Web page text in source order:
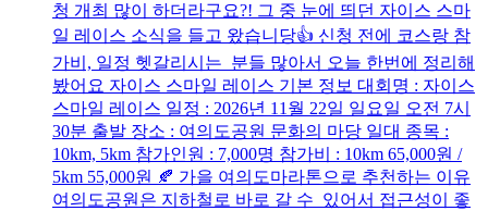
청 개최 많이 하더라구요?! 그 중 눈에 띄던 자이스 스마
일 레이스 소식을 들고 왔습니당👍 신청 전에 코스랑 참
가비, 일정 헷갈리시는 분들 많아서 오늘 한번에 정리해
봤어요 자이스 스마일 레이스 기본 정보 대회명 : 자이스
스마일 레이스 일정 : 2026년 11월 22일 일요일 오전 7시
30분 출발 장소 : 여의도공원 문화의 마당 일대 종목 :
10km, 5km 참가인원 : 7,000명 참가비 : 10km 65,000원 /
5km 55,000원 🍂 가을 여의도마라톤으로 추천하는 이유
여의도공원은 지하철로 바로 갈 수 있어서 접근성이 좋